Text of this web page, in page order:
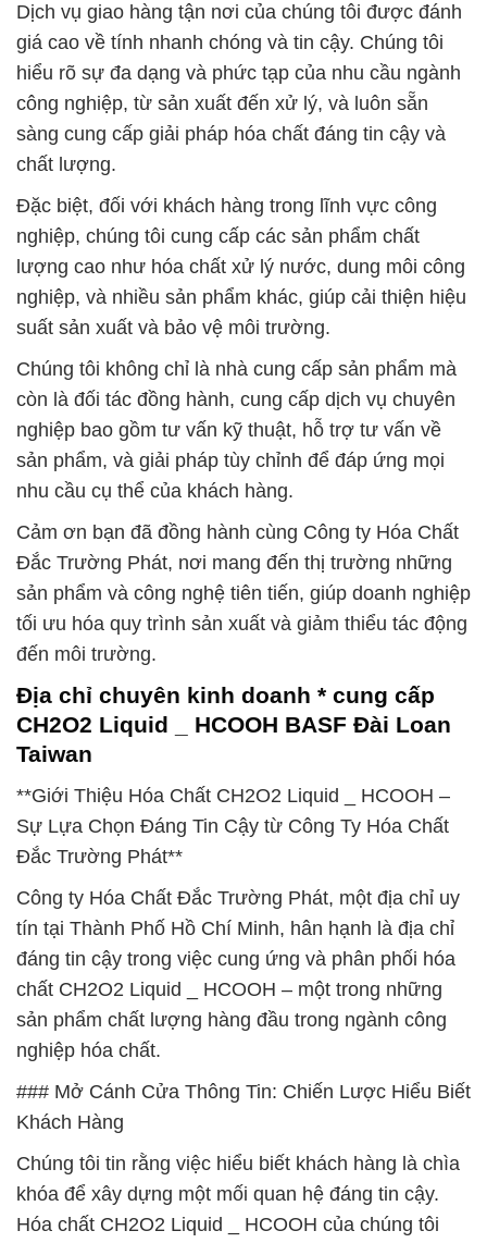
Dịch vụ giao hàng tận nơi của chúng tôi được đánh
giá cao về tính nhanh chóng và tin cậy. Chúng tôi
hiểu rõ sự đa dạng và phức tạp của nhu cầu ngành
công nghiệp, từ sản xuất đến xử lý, và luôn sẵn
sàng cung cấp giải pháp hóa chất đáng tin cậy và
chất lượng.
Đặc biệt, đối với khách hàng trong lĩnh vực công
nghiệp, chúng tôi cung cấp các sản phẩm chất
lượng cao như hóa chất xử lý nước, dung môi công
nghiệp, và nhiều sản phẩm khác, giúp cải thiện hiệu
suất sản xuất và bảo vệ môi trường.
Chúng tôi không chỉ là nhà cung cấp sản phẩm mà
còn là đối tác đồng hành, cung cấp dịch vụ chuyên
nghiệp bao gồm tư vấn kỹ thuật, hỗ trợ tư vấn về
sản phẩm, và giải pháp tùy chỉnh để đáp ứng mọi
nhu cầu cụ thể của khách hàng.
Cảm ơn bạn đã đồng hành cùng Công ty Hóa Chất
Đắc Trường Phát, nơi mang đến thị trường những
sản phẩm và công nghệ tiên tiến, giúp doanh nghiệp
tối ưu hóa quy trình sản xuất và giảm thiểu tác động
đến môi trường.
Địa chỉ chuyên kinh doanh * cung cấp
CH2O2 Liquid _ HCOOH BASF Đài Loan
Taiwan
**Giới Thiệu Hóa Chất CH2O2 Liquid _ HCOOH –
Sự Lựa Chọn Đáng Tin Cậy từ Công Ty Hóa Chất
Đắc Trường Phát**
Công ty Hóa Chất Đắc Trường Phát, một địa chỉ uy
tín tại Thành Phố Hồ Chí Minh, hân hạnh là địa chỉ
đáng tin cậy trong việc cung ứng và phân phối hóa
chất CH2O2 Liquid _ HCOOH – một trong những
sản phẩm chất lượng hàng đầu trong ngành công
nghiệp hóa chất.
### Mở Cánh Cửa Thông Tin: Chiến Lược Hiểu Biết
Khách Hàng
Chúng tôi tin rằng việc hiểu biết khách hàng là chìa
khóa để xây dựng một mối quan hệ đáng tin cậy.
Hóa chất CH2O2 Liquid _ HCOOH của chúng tôi